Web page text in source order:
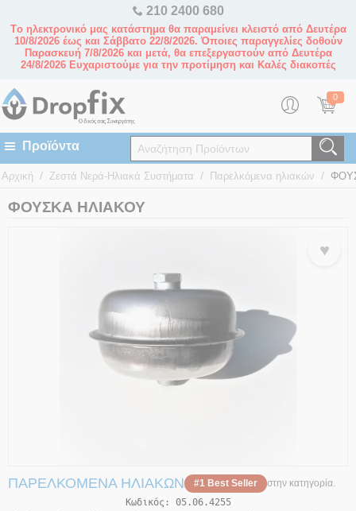
210 2400 680
Tο ηλεκτρονικό μας κατάστημα θα παραμείνει κλειστό από Δευτέρα
10/8/2026 έως και Σάββατο 22/8/2026. Όποιες παραγγελίες δοθούν
Παρασκευή 7/8/2026 και μετά, θα επεξεργαστούν από Δευτέρα
24/8/2026 Ευχαριστούμε για την προτίμηση και Καλές διακοπές
0
Αρχική / Ζεστά Νερά-Ηλιακά Συστήματα / Παρελκόμενα ηλιακών /
ΦΟΥΣΚΑ ΗΛΙΑΚΟΥ
♥
ΠΑΡΕΛΚΌΜΕΝΑ ΗΛΙΑΚΏΝ #1 Best Seller
στην κατηγορία.
Κωδικός:
05.06.4255